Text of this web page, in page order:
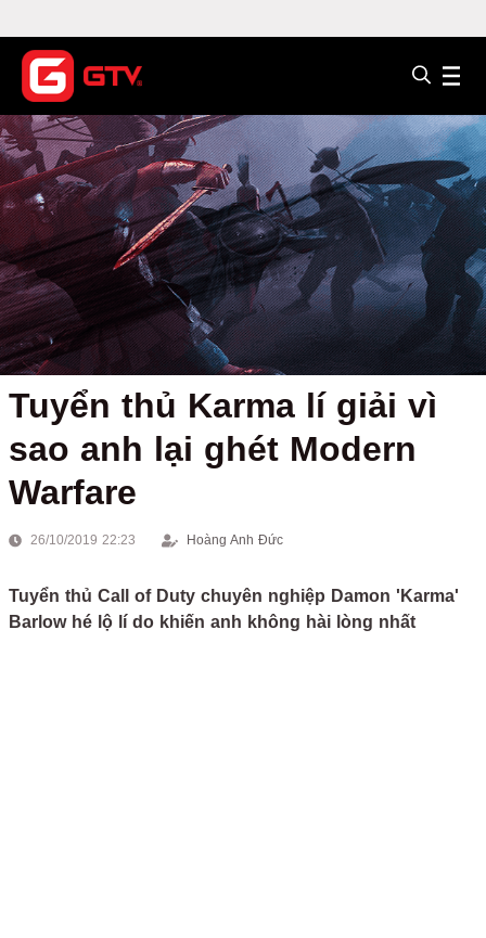
Tuyển thủ Karma lí giải vì
sao anh lại ghét Modern
Warfare
26/10/2019 22:23 Hoàng Anh Đức
Tuyển thủ Call of Duty chuyên nghiệp Damon 'Karma'
Barlow hé lộ lí do khiến anh không hài lòng nhất